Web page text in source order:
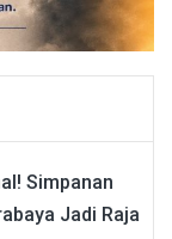
Simpanan
Jadi Raja